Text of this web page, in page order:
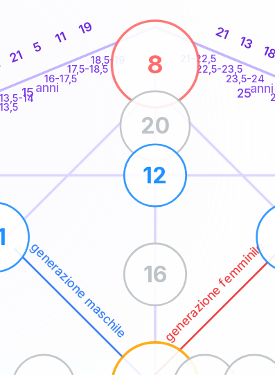
generazione maschile generazione femminile
13,5-14
16-17,5
17,5-18,5
18,5-19 21-22,5
22,5-23,5
23,5-24
21 5
11
19 21
13
8
20
12
16
15anni 25anni